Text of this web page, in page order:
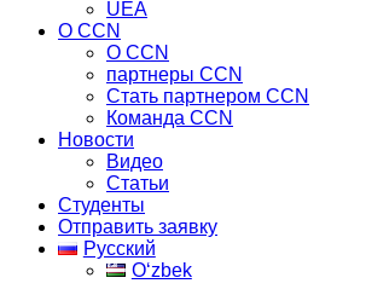
UEA
О CCN
О CCN
партнеры ССN
Стать партнером CCN
Команда ССN
Новости
Видео
Статьи
Студенты
Отправить заявку
Русский
Oʻzbek